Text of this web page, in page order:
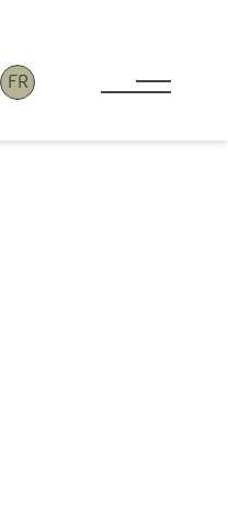
FR
Toggle